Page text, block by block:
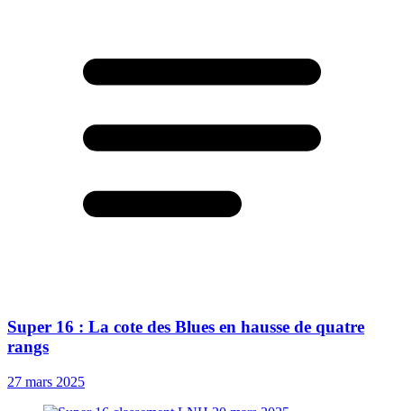
Super 16 : La cote des Blues en hausse de quatre
rangs
27 mars 2025